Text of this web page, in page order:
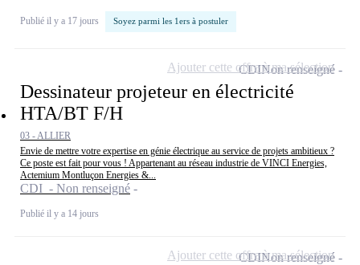
Publié il y a 17 jours Soyez parmi les 1ers à postuler
Dessinateur projeteur en électricité
HTA/BT F/H
03 - ALLIER
Envie de mettre votre expertise en génie électrique au service de projets ambitieux ?
Ce poste est fait pour vous ! Appartenant au réseau industrie de VINCI Energies,
Actemium Montluçon Energies &...
CDI - Non renseigné
Publié il y a 14 jours
CDINon renseigné
Ajouter cette offre à ma sélection
CDINon renseigné
Ajouter cette offre à ma sélection